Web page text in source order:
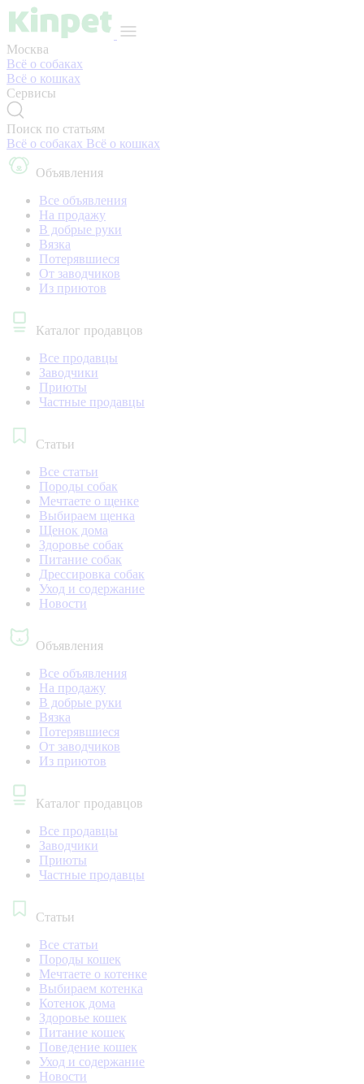
Москва
Всё о собаках
Всё о кошках
Сервисы
Поиск по статьям
Всё о собаках Всё о кошках
Объявления
Все объявления
На продажу
В добрые руки
Вязка
Потерявшиеся
От заводчиков
Из приютов
Каталог продавцов
Все продавцы
Заводчики
Приюты
Частные продавцы
Статьи
Все статьи
Породы собак
Мечтаете о щенке
Выбираем щенка
Щенок дома
Здоровье собак
Питание собак
Дрессировка собак
Уход и содержание
Новости
Объявления
Все объявления
На продажу
В добрые руки
Вязка
Потерявшиеся
От заводчиков
Из приютов
Каталог продавцов
Все продавцы
Заводчики
Приюты
Частные продавцы
Статьи
Все статьи
Породы кошек
Мечтаете о котенке
Выбираем котенка
Котенок дома
Здоровье кошек
Питание кошек
Поведение кошек
Уход и содержание
Новости